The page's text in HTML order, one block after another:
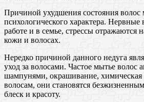
Причиной ухудшения состояния
психологического характера. Нервные
работе и в семье, стрессы отражаются
кожи и волосах.
Нередко причиной данного недуга
уход за волосами. Частое мытье волос
шампунями, окрашивание, химическая
волосам, они становятся
блеск и красоту.